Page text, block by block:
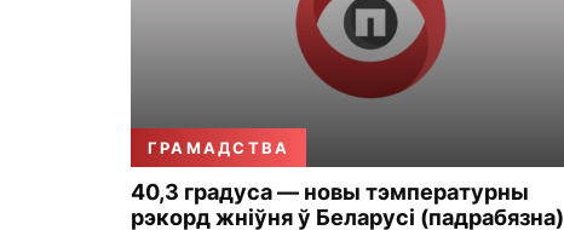
ГРАМАДСТВА
40,3 градуса — новы тэмпературны
рэкорд жніўня ў Беларусі (падрабязна)